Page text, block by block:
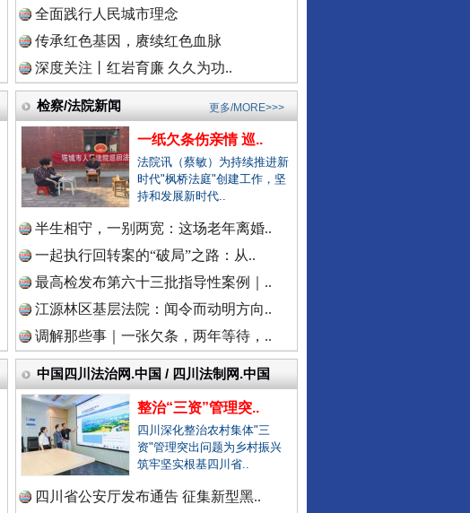
三亚再通报游客被不明物咬伤离..
社区书记开车追撵女子撞伤2人
医院回应要求先献血再输血致人..
虎门通报“4车道变3车道车祸”
爆破拆火车站致周边房屋裂缝？
一医院涉嫌在中药里添加安眠药
柳州鱼峰区教育局发布辟谣声明
福建中医药大学附属人民医院：..
“市长信箱”出现答复错误问题
中日友好医院通报肖某相关问题
官方通报“三河广告牌匾改色”
教师被举报用假身份与女生恋爱
网民反映新能源充电电价差异大
广西一栋5层楼墙体和地基开裂
天津市委常委、组织部部长周德..
官方通报西安赛格商场坠亡事件
执行局长被指低俗骚扰女当事人
当地通报"白某某涉嫌婚内出轨"..
查实作弊！河南通报"三支一扶"..
现场视频！山东舰出扼台东
同心逐梦
全面践行人民城市理念
传承红色基因，赓续红色血脉
深度关注丨红岩育廉 久久为功..
检察/法院新闻
一纸欠条伤亲情 巡..
法院讯（蔡敏）为持续推进新
时代"枫桥法庭"创建工作，坚
持和发展新时代..
半生相守，一别两宽：这场老年离婚..
一起执行回转案的“破局”之路：从..
最高检发布第六十三批指导性案例｜..
江源林区基层法院：闻令而动明方向..
调解那些事｜一张欠条，两年等待，..
更多/MORE>>>
中国四川法治网.中国 / 四川法制网.中国
整治“三资”管理突..
四川深化整治农村集体"三
资"管理突出问题为乡村振兴
筑牢坚实根基四川省..
四川省公安厅发布通告 征集新型黑..